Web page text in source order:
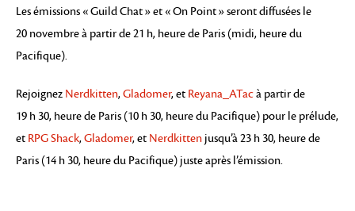
Les émissions « Guild Chat » et « On Point » seront diffusées le
20 novembre à partir de 21 h, heure de Paris (midi, heure du
Pacifique).
Rejoignez Nerdkitten,Gladomer, et Reyana_ATacà partir de
19 h 30, heure de Paris (10 h 30, heure du Pacifique) pour le prélude,
et RPG Shack,Gladomer, et Nerdkitten jusqu’à 23 h 30, heure de
Paris (14 h 30, heure du Pacifique) juste après l’émission.